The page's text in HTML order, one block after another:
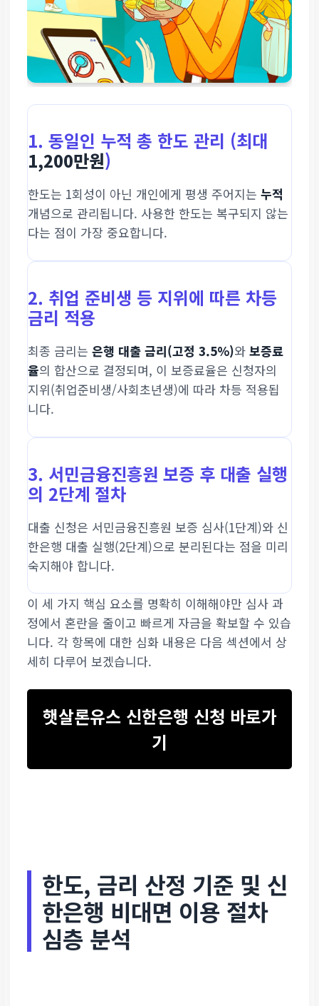
1. 동일인 누적 총 한도 관리 (최대
1,200만원)
한도는 1회성이 아닌 개인에게 평생 주어지는누적
개념으로 관리됩니다. 사용한 한도는 복구되지 않는
다는 점이 가장 중요합니다.
2. 취업 준비생 등 지위에 따른 차등
금리 적용
최종 금리는은행 대출 금리(고정 3.5%)와보증료
율의 합산으로 결정되며, 이 보증료율은 신청자의
지위(취업준비생/사회초년생)에 따라 차등 적용됩
니다.
3. 서민금융진흥원 보증 후 대출 실행
의 2단계 절차
대출 신청은 서민금융진흥원 보증 심사(1단계)와 신
한은행 대출 실행(2단계)으로 분리된다는 점을 미리
숙지해야 합니다.
이 세 가지 핵심 요소를 명확히 이해해야만 심사 과
정에서 혼란을 줄이고 빠르게 자금을 확보할 수 있습
니다. 각 항목에 대한 심화 내용은 다음 섹션에서 상
세히 다루어 보겠습니다.
햇살론유스 신한은행 신청 바로가
기
한도, 금리 산정 기준 및 신
한은행 비대면 이용 절차
심층 분석